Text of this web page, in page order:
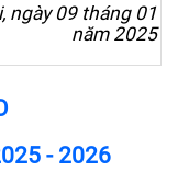
ngày 09 tháng 01
năm 2025
- 2026